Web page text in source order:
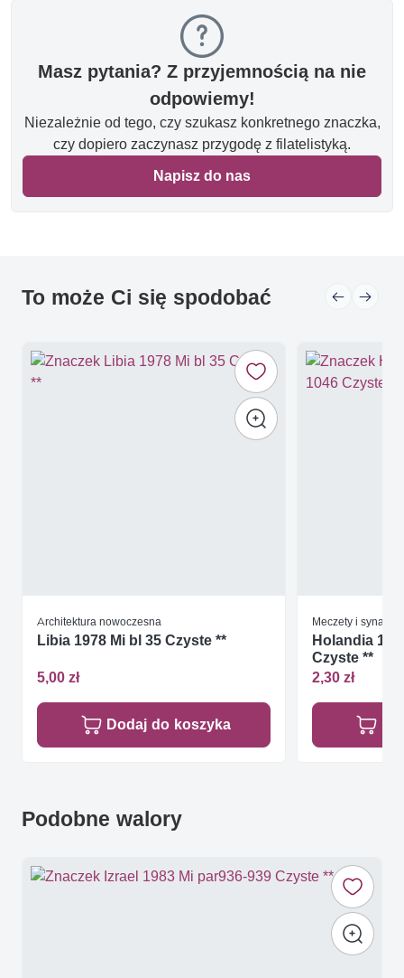
Masz pytania? Z przyjemnością na nie
odpowiemy!
Niezależnie od tego, czy szukasz konkretnego znaczka,
czy dopiero zaczynasz przygodę z filatelistyką.
Napisz do nas
To może Ci się spodobać
Architektura nowoczesna
Libia 1978 Mi bl 35 Czyste **
5,00 zł
Dodaj do koszyka
Meczety i
Holandia
Czyste **
2,30 zł
Podobne walory